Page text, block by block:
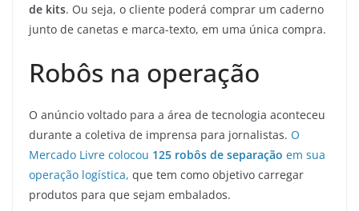
de kits. Ou seja, o cliente poderá comprar um caderno
junto de canetas e marca-texto, em uma única compra.
Robôs na operação
O anúncio voltado para a área de tecnologia aconteceu
durante a coletiva de imprensa para jornalistas. O
Mercado Livre colocou 125 robôs de separação em sua
operação logística, que tem como objetivo carregar
produtos para que sejam embalados.